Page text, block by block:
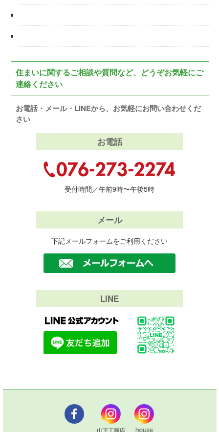
住まいに関するご相談や質問など、どうぞお気軽にご
連絡ください
お電話・メール・LINEから、お気軽にお問い合わせくだ
さい
お電話
受付時間／午前9時〜午後5時
メール
下記メールフォームをご利用ください
LINE